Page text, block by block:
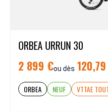
ORBEA URRUN 30
2 899 €ou dès
ORBEA NEUF VTTAE